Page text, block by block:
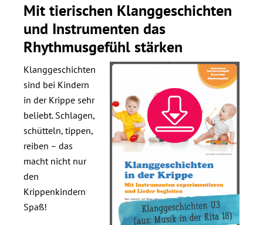
Mit tierischen Klanggeschichten
und Instrumenten das
Rhythmusgefühl stärken
Klanggeschichten
sind bei Kindern
in der Krippe sehr
beliebt. Schlagen,
schütteln, tippen,
reiben – das
macht nicht nur
den
Krippenkindern
Spaß!